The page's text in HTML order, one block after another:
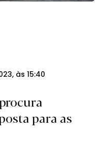
às 15:40
para as